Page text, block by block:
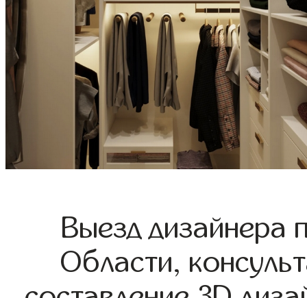
Выезд дизайнера
Области,